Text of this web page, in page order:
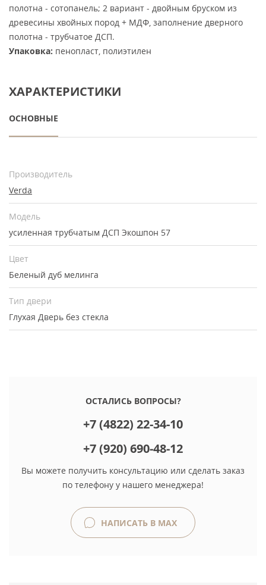
полотна - сотопанель; 2 вариант - двойным бруском из
древесины хвойных пород + МДФ, заполнение дверного
полотна - трубчатое ДСП.
Упаковка: пенопласт, полиэтилен
ХАРАКТЕРИСТИКИ
ОСНОВНЫЕ
Производитель
Verda
Модель
усиленная трубчатым ДСП Экошпон 57
Цвет
Беленый дуб мелинга
Тип двери
Глухая Дверь без стекла
ОСТАЛИСЬ ВОПРОСЫ?
+7 (4822) 22-34-10
+7 (920) 690-48-12
Вы можете получить консультацию или сделать заказ
по телефону у нашего менеджера!
НАПИСАТЬ В MAX